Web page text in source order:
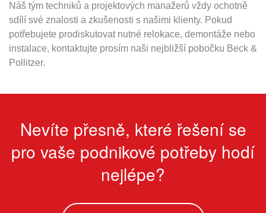
Náš tým techniků a projektových manažerů vždy ochotně
sdílí své znalosti a zkušenosti s našimi klienty. Pokud
potřebujete prodiskutovat nutné relokace, demontáže nebo
instalace, kontaktujte prosím naši nejbližší pobočku Beck &
Pollitzer.
Nevíte přesně, které řešení se
pro vaše podnikové potřeby hodí
nejlépe?